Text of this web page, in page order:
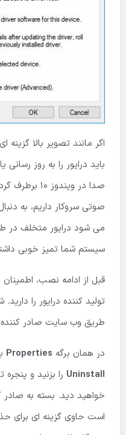
اگر مانند تصویر بالا گزینه
باید درایور را به روز
صدا در
صوتی سروکار داریم، به
می شود درایور متخلف در
سیستم شما تمیز خوبی
قبل از ادامه نصب،
تولید کننده درایور را
طریق وب سایت صادر کننده
در همان برگه Properties
Uninstall را بزنید و
خواهید دید. بسته به صادر
است حاوی گزینه ای برای